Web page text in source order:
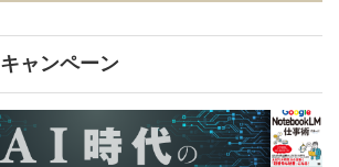
ャンペーン